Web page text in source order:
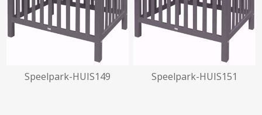
Speelpark-HUIS149 Speelpark-HUIS151